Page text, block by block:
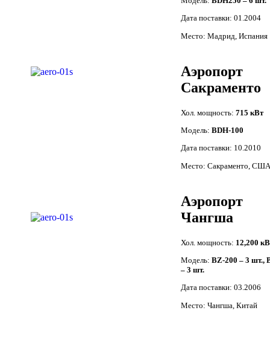
Дата поставки: 01.2004
Место: Мадрид, Испания
Аэропорт
Сакраменто
Хол. мощность: 715 кВт
Модель: BDH-100
Дата поставки: 10.2010
Место: Сакраменто, США
Аэропорт
Чангша
Хол. мощность: 12,200
Модель: BZ-200 – 3 шт.,
– 3 шт.
Дата поставки: 03.2006
Место: Чангша, Китай